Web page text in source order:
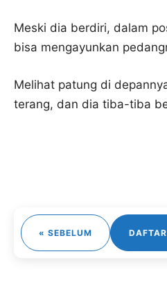
Meski dia berdiri, dalam
bisa mengayunkan
Melihat patung di
terang, dan dia tiba-tiba
« SEBELUM